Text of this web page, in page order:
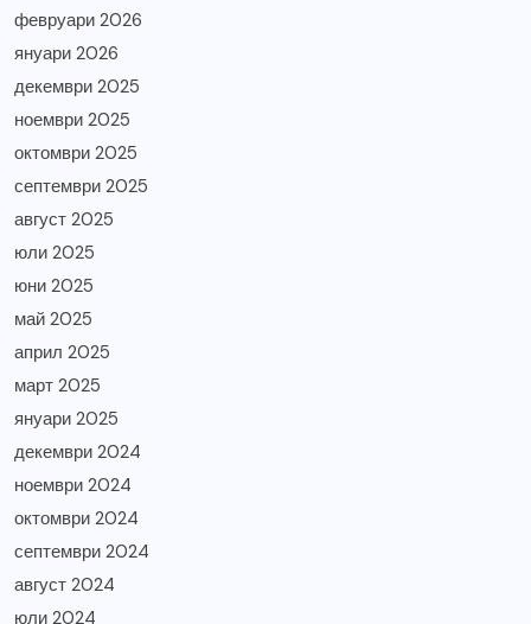
февруари 2026
януари 2026
декември 2025
ноември 2025
октомври 2025
септември 2025
август 2025
юли 2025
юни 2025
май 2025
април 2025
март 2025
януари 2025
декември 2024
ноември 2024
октомври 2024
септември 2024
август 2024
юли 2024